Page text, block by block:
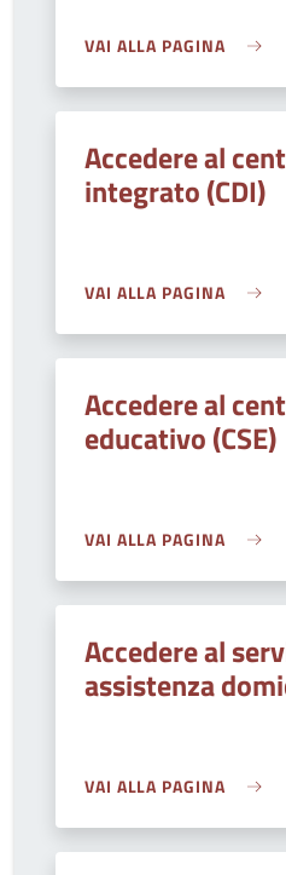
VAI ALLA PAGINA
Accedere al
integrato (CDI)
VAI ALLA PAGINA
Accedere al
educativo (CSE)
VAI ALLA PAGINA
Accedere al
assistenza
VAI ALLA PAGINA